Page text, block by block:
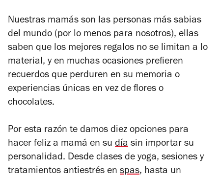
Nuestras mamás son las personas más sabias
del mundo (por lo menos para nosotros), ellas
saben que los mejores regalos no se limitan a lo
material, y en muchas ocasiones prefieren
recuerdos que perduren en su memoria o
experiencias únicas en vez de flores o
chocolates.
Por esta razón te damos diez opciones para
hacer feliz a mamá en su día sin importar su
personalidad. Desde clases de yoga, sesiones y
tratamientos antiestrés en spas, hasta un